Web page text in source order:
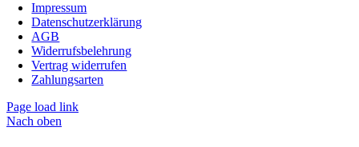
Impressum
Datenschutzerklärung
AGB
Widerrufsbelehrung
Vertrag widerrufen
Zahlungsarten
Page load link
Nach oben